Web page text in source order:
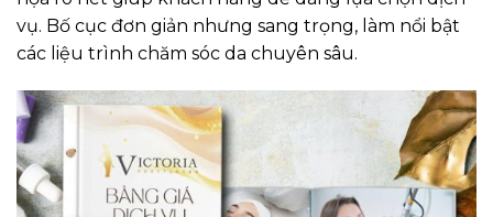
vụ. Bố cục đơn giản nhưng sang trọng, làm nổi bật
các liệu trình chăm sóc da chuyên sâu.